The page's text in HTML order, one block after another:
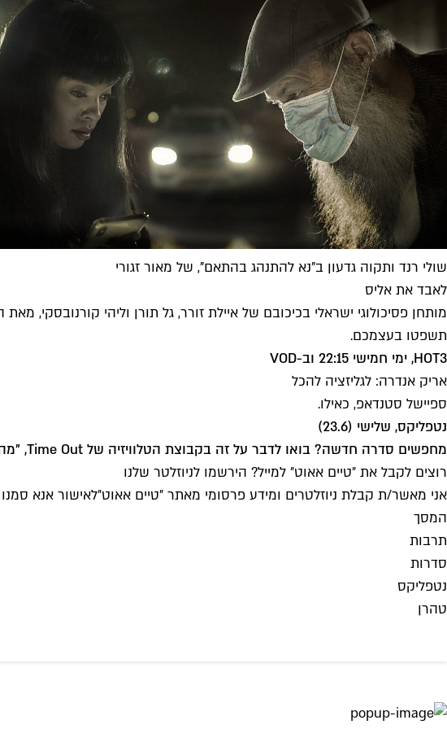
שולי רנד ותקוה גדעון ב"נא להתנהג בהתאם", של מאור זגורי
לאבד את אליס
מותחן פסיכולוגי ישראלי בכיכובם של איילת זורר, גל תורן וליהי קורנובסקי,
תשפטו בעצמכם.
HOT3, ימי חמישי 22:15 וב-VOD
אריק אנדרה: לגליזציה להכל
ספיישל סטנדאפ, כאילו.
נטפליקס, שלישי (23.6)
מחפשים סדרה חדשה? בואו לדבר על זה בקבוצת הטלוויזיה של Time Out, "
רוצים לקבל את ״טיים אאוט״ למייל? הירשמו לניוזלטר שלנו
אני מאשר/ת קבלת ניוזלטרים ומידע פרסומי מאתר ״טיים אאוט״לאישור אנא סמנו
המסך
תרבות
סדרות
נטפליקס
טהרן